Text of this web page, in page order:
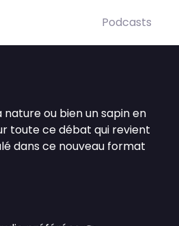
Podcasts
nature ou bien un sapin en
toute ce débat qui revient
dans ce nouveau format